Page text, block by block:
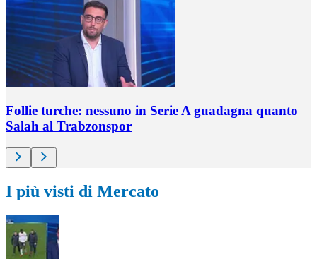
Follie turche: nessuno in Serie A guadagna quanto
Salah al Trabzonspor
I più visti di Mercato